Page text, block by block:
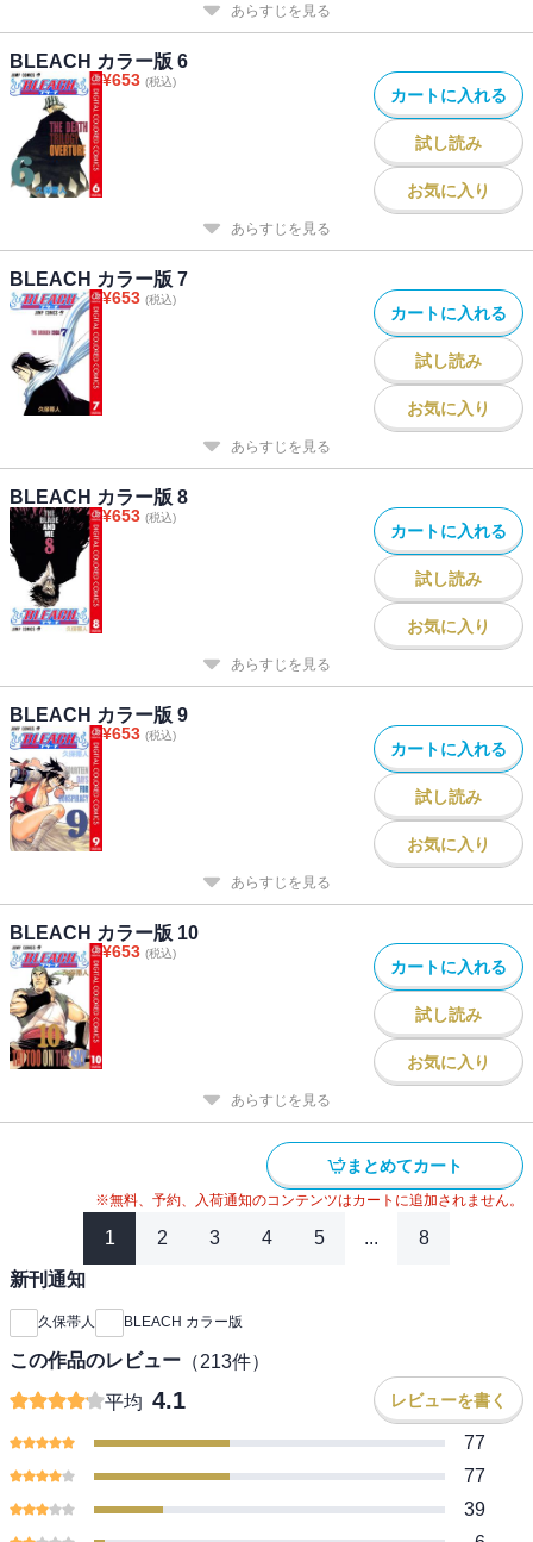
あらすじを見る
BLEACH カラー版 6
¥653 (税込)
カートに入れる
試し読み
お気に入り
あらすじを見る
BLEACH カラー版 7
¥653 (税込)
カートに入れる
試し読み
お気に入り
あらすじを見る
BLEACH カラー版 8
¥653 (税込)
カートに入れる
試し読み
お気に入り
あらすじを見る
BLEACH カラー版 9
¥653 (税込)
カートに入れる
試し読み
お気に入り
あらすじを見る
BLEACH カラー版 10
¥653 (税込)
カートに入れる
試し読み
お気に入り
あらすじを見る
まとめてカート
※無料、予約、入荷通知のコンテンツはカートに追加されません。
1 2 3 4 5 ... 8
新刊通知
久保帯人 BLEACH カラー版
この作品のレビュー （213件）
平均 4.1 レビューを書く
77
77
39